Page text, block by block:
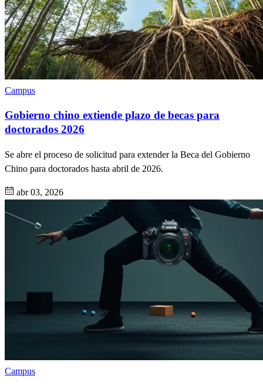
Campus
Gobierno chino extiende plazo de becas para
doctorados 2026
Se abre el proceso de solicitud para extender la Beca del Gobierno
Chino para doctorados hasta abril de 2026.
abr 03, 2026
Campus